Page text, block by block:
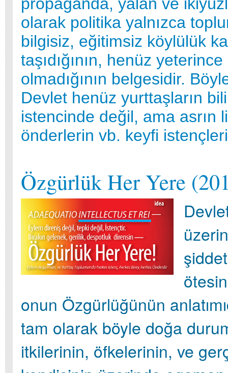
olarak politika yalnızca
bilgisiz, eğitimsiz köylülük
taşıdığının, henüz
olmadığının belgesidir.
Devlet henüz yurttaşların
istencinde değil, ama asrın
önderlerin vb. keyfi
Özgürlük Her Yere
onun Özgürlüğünün
tam olarak böyle doğa
itkilerinin, öfkelerinin, ve